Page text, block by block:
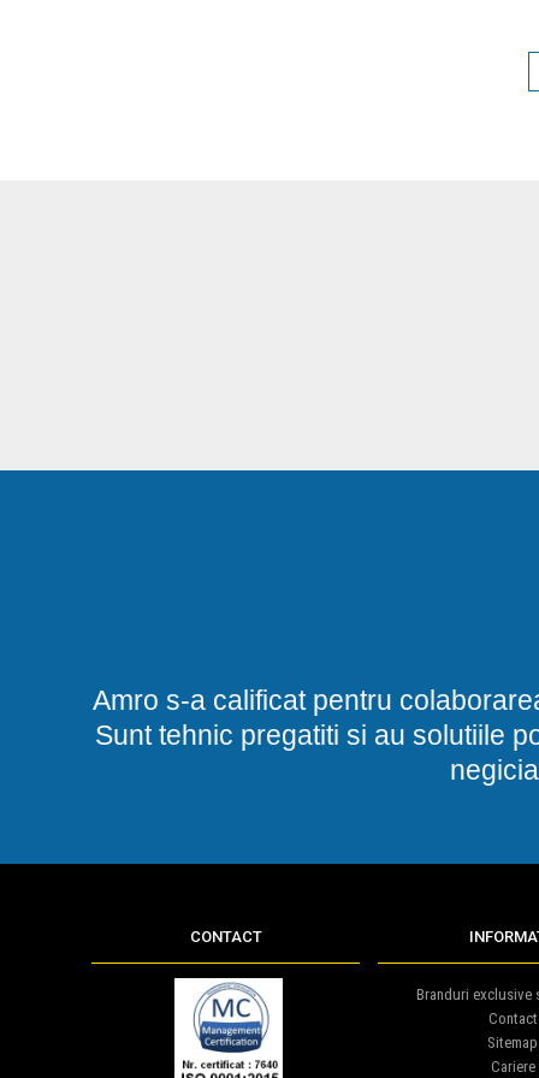
Amro s-a calificat pentru
Sunt tehnic pregatiti si au solutiile
CONTACT
Branduri exclusive
Contact
Sitemap
Cariere